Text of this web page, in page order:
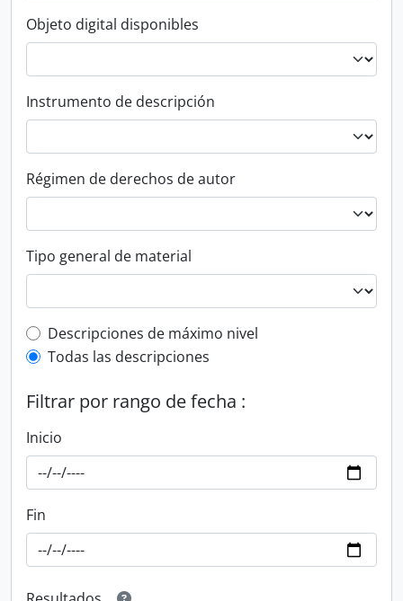
Objeto digital disponibles
Instrumento de descripción
Régimen de derechos de autor
Tipo general de material
Top-level description filter
Descripciones de máximo nivel
Todas las descripciones
Filtrar por rango de fecha :
Inicio
Fin